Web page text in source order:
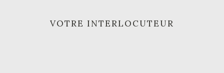
VOTRE INTERLOCUTEUR